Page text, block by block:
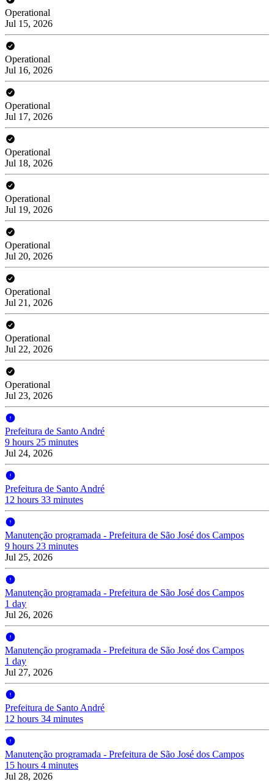
Operational
Jul 15, 2026
Operational
Jul 16, 2026
Operational
Jul 17, 2026
Operational
Jul 18, 2026
Operational
Jul 19, 2026
Operational
Jul 20, 2026
Operational
Jul 21, 2026
Operational
Jul 22, 2026
Operational
Jul 23, 2026
Prefeitura de Santo André
9 hours 25 minutes
Jul 24, 2026
Prefeitura de Santo André
12 hours 33 minutes
Manutenção programada - Prefeitura de São José dos Campos
9 hours 23 minutes
Jul 25, 2026
Manutenção programada - Prefeitura de São José dos Campos
1 day
Jul 26, 2026
Manutenção programada - Prefeitura de São José dos Campos
1 day
Jul 27, 2026
Prefeitura de Santo André
12 hours 34 minutes
Manutenção programada - Prefeitura de São José dos Campos
15 hours 4 minutes
Jul 28, 2026